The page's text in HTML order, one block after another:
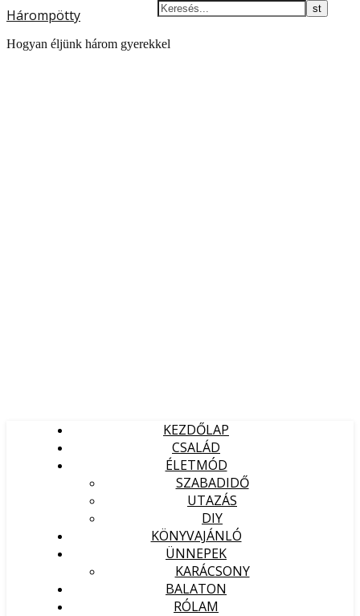
Hárompötty
Hogyan éljünk három gyerekkel
KEZDŐLAP
CSALÁD
ÉLETMÓD
SZABADIDŐ
UTAZÁS
DIY
KÖNYVAJÁNLÓ
ÜNNEPEK
KARÁCSONY
BALATON
RÓLAM